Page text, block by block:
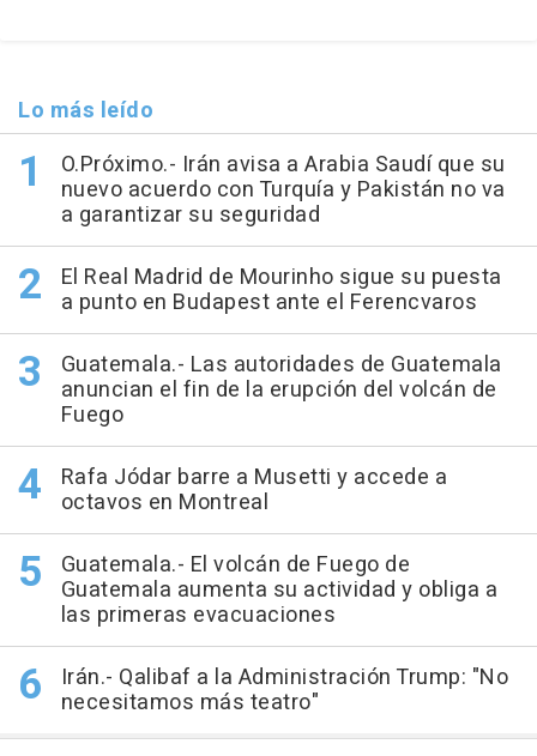
Lo más leído
O.Próximo.- Irán avisa a Arabia Saudí que su
nuevo acuerdo con Turquía y Pakistán no va
a garantizar su seguridad
El Real Madrid de Mourinho sigue su puesta
a punto en Budapest ante el Ferencvaros
Guatemala.- Las autoridades de Guatemala
anuncian el fin de la erupción del volcán de
Fuego
Rafa Jódar barre a Musetti y accede a
octavos en Montreal
Guatemala.- El volcán de Fuego de
Guatemala aumenta su actividad y obliga a
las primeras evacuaciones
Irán.- Qalibaf a la Administración Trump: "No
necesitamos más teatro"